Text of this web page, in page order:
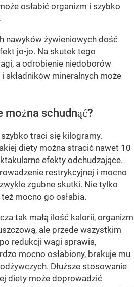
osłabić organizm i szybko
nawyków żywieniowych dość
jo-jo. Na skutek tego
a odrobienie niedoborów
składników mineralnych może
schudnąć?
traci się kilogramy.
diety można stracić nawet 10
efekty odchudzające.
restrykcyjnej i mocno
zgubne skutki. Nie tylko
mocno go osłabia.
tak małą ilość kalorii, organizm
ale przede wszystkim
redukcji wagi sprawia,
mocno osłabiony, brakuje mu
Dłuższe stosowanie
diety może doprowadzić